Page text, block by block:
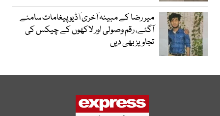
میر رضا کے مبینہ آخری آڈیو پیغامات سامنے
آگئے، رقم وصولی اور لاکھوں کے چیکس کی
تجاویز بھی دیں